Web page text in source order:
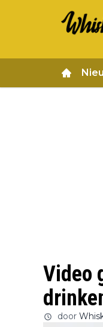
Video
door